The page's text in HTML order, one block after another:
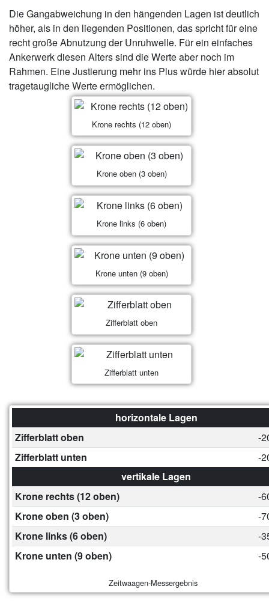
Die Gangabweichung in den hängenden Lagen ist deutlich
höher, als in den liegenden Positionen, das spricht für eine
recht große Abnutzung der Unruhwelle. Für ein einfaches
Ankerwerk diesen Alters sind die Werte aber noch im
Rahmen. Eine Justierung mehr ins Plus würde hier absolut
tragetaugliche Werte ermöglichen.
Krone rechts (12 oben)
Krone oben (3 oben)
Krone links (6 oben)
Krone unten (9 oben)
Zifferblatt oben
Zifferblatt unten
horizontale Lagen
Zifferblatt oben
-
Zifferblatt unten
-
vertikale Lagen
Krone rechts (12 oben)
-
Krone oben (3 oben)
-
Krone links (6 oben)
-
Krone unten (9 oben)
-
Zeitwaagen-Messergebnis